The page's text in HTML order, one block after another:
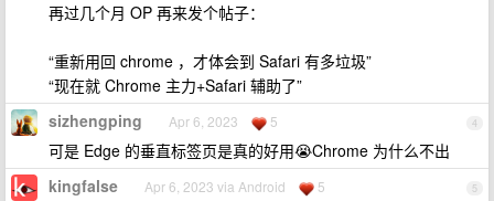
再过几个月 OP 再来发个帖子：
“重新用回 chrome ，才体会到 Safari 有多垃圾”
“现在就 Chrome 主力+Safari 辅助了”
4
sizhengping Apr 6, 2023 5
可是 Edge 的垂直标签页是真的好用😭Chrome 为什么不出
5
kingfalse Apr 6, 2023 via Android 5